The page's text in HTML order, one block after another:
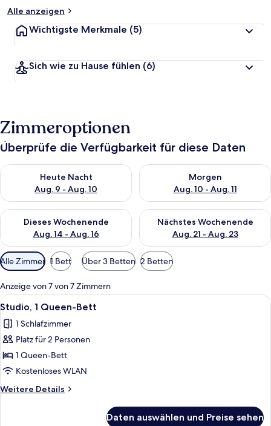
Alle anzeigen
Wichtigste Merkmale (5)
Sich wie zu Hause fühlen (6)
Zimmeroptionen
Überprüfe die Verfügbarkeit für diese Daten
Heute Nacht
Aug. 9 - Aug. 10
Überprüfe die Verfügbarkeit für heute Nacht, Aug. 9 - Aug.
Morgen
Aug. 10 - Aug. 11
Überprüfe die Verfügbarkeit
Dieses Wochenende
Aug. 14 - Aug. 16
Überprüfe die Verfügbarkeit für dieses Wochenende, Aug. 14
Nächstes Wochenende
Aug. 21 - Aug. 23
Überprüfe die Verfügbarkeit
Verfügbare
Filter
für
Zimmer
Alle Zimmer 1 Bett Über 3 Betten 2 Betten
Anzeige von 7 von 7 Zimmern
Alle
Fotos
für
Studio,
1
Queen-
Bett
anzeigen
Ein Bett mit weißer Bettwäsche,
7
Studio, 1 Queen-Bett
1 Schlafzimmer
Platz für 2 Personen
1 Queen-Bett
Kostenloses WLAN
Weitere Details
Weitere
Daten auswählen und Preise sehen